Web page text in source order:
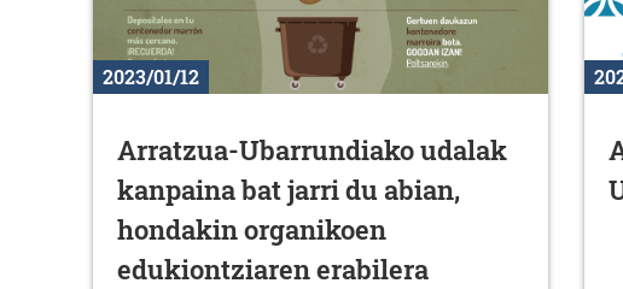
2023/01/12
Arratzua-Ubarrundiako udalak
kanpaina bat jarri du abian,
hondakin organikoen
edukiontziaren erabilera